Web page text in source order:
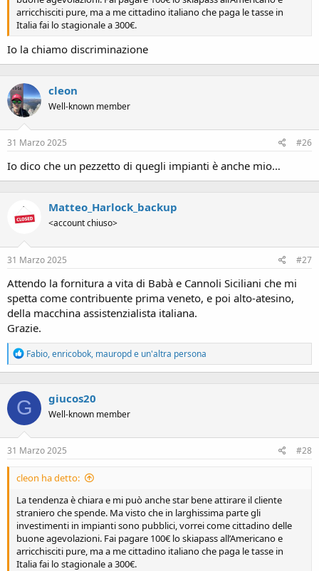
arricchisciti pure, ma a me cittadino italiano che paga le tasse in
Italia fai lo stagionale a 300€.
Io la chiamo discriminazione
cleon
Well-known member
31 Marzo 2025 #26
Io dico che un pezzetto di quegli impianti è anche mio…
Matteo_Harlock_backup
<account chiuso>
31 Marzo 2025 #27
Attendo la fornitura a vita di Babà e Cannoli Siciliani che mi
spetta come contribuente prima veneto, e poi alto-atesino,
della macchina assistenzialista italiana.
Grazie.
R
e
a
t
i
n
:
Fabio,enricobok, mauropde un'altra persona
G giucos20
Well-known member
31 Marzo 2025 #28
cleon ha detto:
La tendenza è chiara e mi può anche star bene attirare il cliente
straniero che spende. Ma visto che in larghissima parte gli
investimenti in impianti sono pubblici, vorrei come cittadino delle
buone agevolazioni. Fai pagare 100€ lo skiapass all’Americano e
arricchisciti pure, ma a me cittadino italiano che paga le tasse in
Italia fai lo stagionale a 300€.